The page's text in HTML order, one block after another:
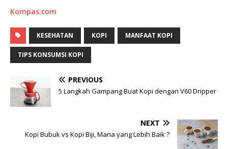
Kompas.com
KESEHATAN KOPI MANFAAT KOPI
TIPS KONSUMSI KOPI
PREVIOUS
5 Langkah Gampang Buat Kopi dengan V60 Dripper
NEXT
Kopi Bubuk vs Kopi Biji, Mana yang Lebih Baik ?